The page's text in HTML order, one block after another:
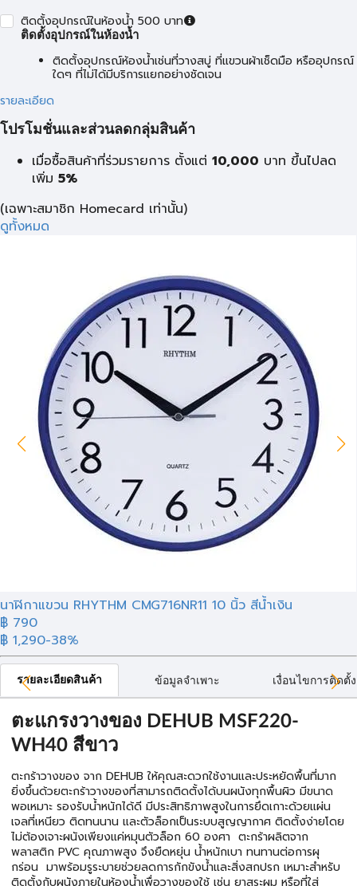
ติดตั้งอุปกรณ์ในห้องน้ำ 500 บาท
ติดตั้งอุปกรณ์ในห้องน้ำ
ติดตั้งอุปกรณ์ห้องน้ำเช่นที่วางสบู่ ที่แขวนผ้าเช็ดมือ หรืออุปกรณ์
ใดๆ ที่ไม่ได้มีบริการแยกอย่างชัดเจน
รายละเอียด
โปรโมชั่นและส่วนลดกลุ่มสินค้า
เมื่อซื้อสินค้าที่ร่วมรายการ ตั้งแต่ 10,000 บาท ขึ้นไปลด
เพิ่ม 5%
(เฉพาะสมาชิก Homecard เท่านั้น)
ดูทั้งหมด
นาฬิกาแขวน RHYTHM CMG716NR11 10 นิ้ว สีน้ำเงิน
฿ 790
฿ 1,290-38%
รายละเอียดสินค้า ข้อมูลจำเพาะ เงื่อนไขการติดตั้ง
ตะแกรงวางของ DEHUB MSF220-
WH40 สีขาว
ตะกร้าวางของ จาก DEHUB ให้คุณสะดวกใช้งานและประหยัดพื้นที่มาก
ยิ่งขึ้นด้วยตะกร้าวางของที่สามารถติดตั้งได้บนผนังทุกพื้นผิว มีขนาด
พอเหมาะ รองรับน้ำหนักได้ดี มีประสิทธิภาพสูงในการยึดเกาะด้วยแผ่น
เจลที่เหนียว ติดทนนาน และตัวล็อกเป็นระบบสูญญากาศ ติดตั้งง่ายโดย
ไม่ต้องเจาะผนังเพียงแค่หมุนตัวล็อก 60 องศา ตะกร้าผลิตจาก
พลาสติก PVC คุณภาพสูง จึงยืดหยุ่น น้ำหนักเบา ทนทานต่อการผุ
กร่อน มาพร้อมรูระบายช่วยลดการกักขังน้ำและสิ่งสกปรก เหมาะสำหรับ
ติดตั้งกับผนังภายในห้องน้ำเพื่อวางของใช้ เช่น ยาสระผม หรือที่ใส่